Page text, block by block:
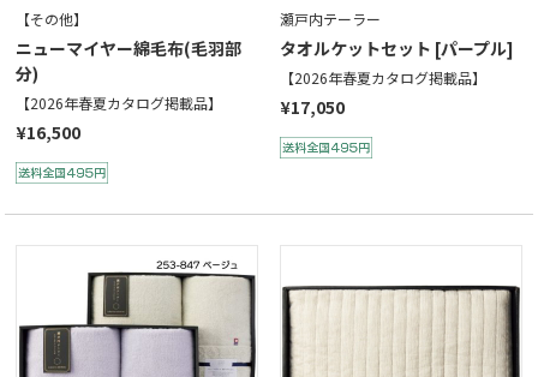
【その他】
ニューマイヤー綿毛布(毛羽部
分)
【2026年春夏カタログ掲載品】
¥16,500
瀬戸内テーラー
タオルケットセット [パープル]
【2026年春夏カタログ掲載品】
¥17,050